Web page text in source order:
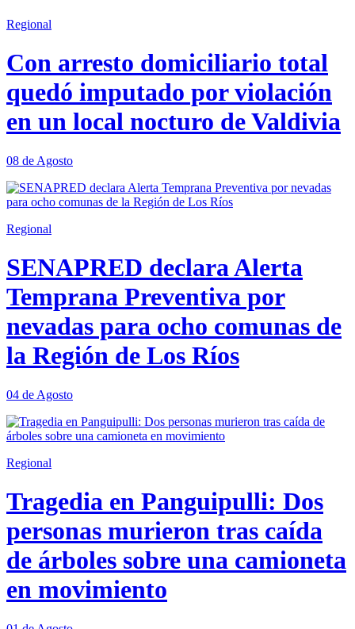
Regional
Con arresto domiciliario total
quedó imputado por violación
en un local nocturo de Valdivia
08 de Agosto
Regional
SENAPRED declara Alerta
Temprana Preventiva por
nevadas para ocho comunas de
la Región de Los Ríos
04 de Agosto
Regional
Tragedia en Panguipulli: Dos
personas murieron tras caída
de árboles sobre una camioneta
en movimiento